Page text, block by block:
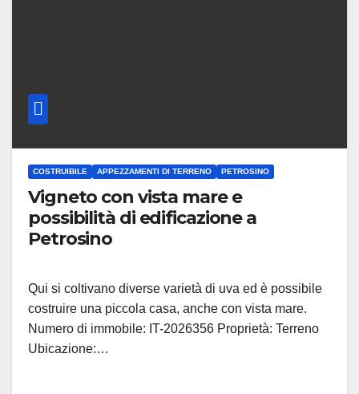
COSTRUIBILE APPEZZAMENTI DI TERRENO PETROSINO
Vigneto con vista mare e
possibilità di edificazione a
Petrosino
Qui si coltivano diverse varietà di uva ed è possibile
costruire una piccola casa, anche con vista mare.
Numero di immobile: IT-2026356 Proprietà: Terreno
Ubicazione:…